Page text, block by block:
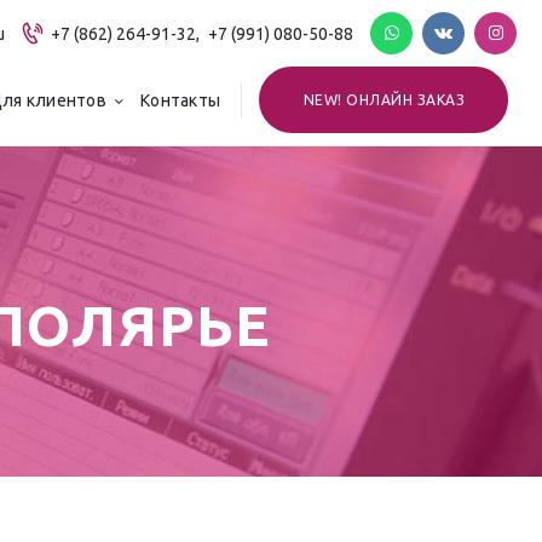
+7 (862) 264-91-32, +7 (991) 080-50-88
клиентов Контакты NEW! ОНЛАЙН ЗАКАЗ